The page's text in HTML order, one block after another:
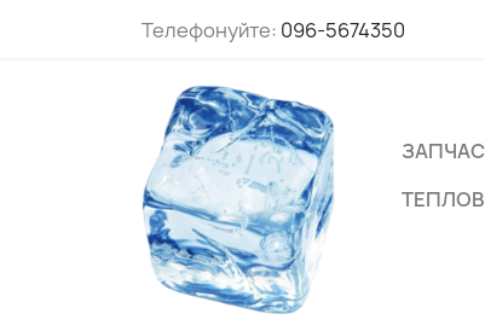
Телефонуйте: 096-5674350